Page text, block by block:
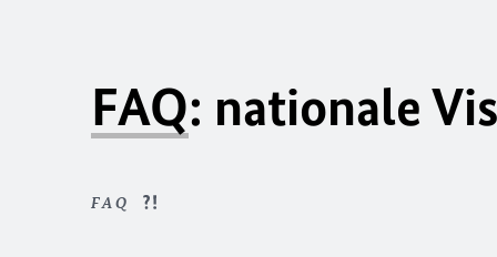
FAQ: nationale
FAQ